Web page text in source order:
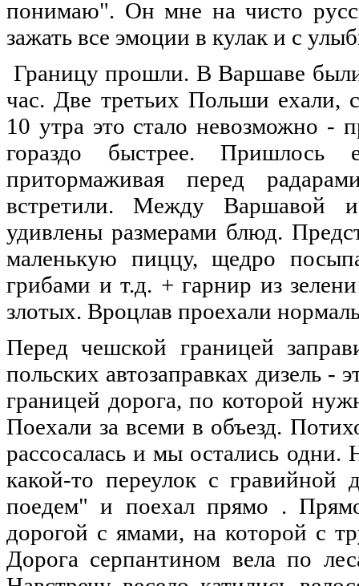
понимаю". Он мне на чисто
зажать все эмоции в кулак и с
Границу прошли. В Варшаве
час. Две третьих Польши ехали,
10 утра это стало невозможно -
гораздо быстрее. Пришлось
притормаживая перед
встретили. Между Варшавой
удивлены размерами блюд.
маленькую пиццу, щедро
грибами и т.д. + гарнир из
злотых. Вроцлав проехали
Перед чешской границей
польских автозаправках дизель -
границей дорога, по которой
Поехали за всеми в объезд.
рассосалась и мы остались одни.
какой-то переулок с
поедем" и поехал прямо .
дорогой с ямами, на которой с
Дорога серпантином вела по